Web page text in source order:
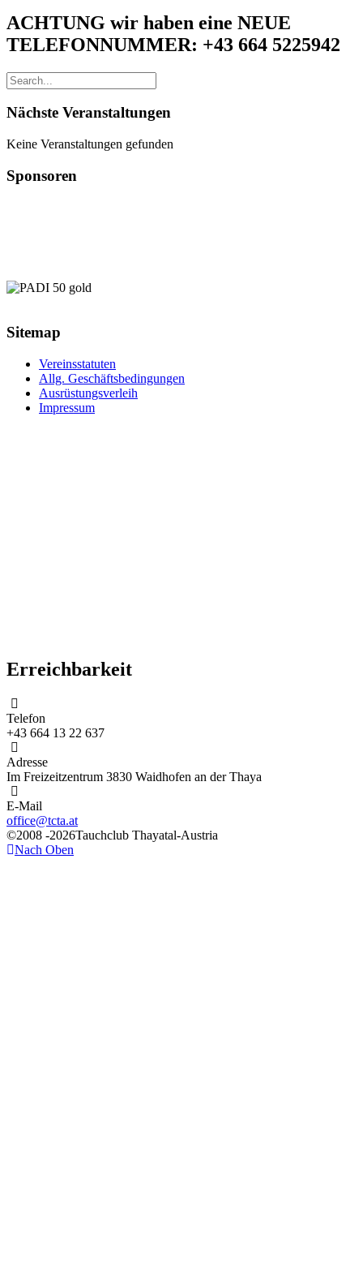
ACHTUNG wir haben eine NEUE
TELEFONNUMMER: +43 664 5225942
Nächste Veranstaltungen
Keine Veranstaltungen gefunden
Sponsoren
Sitemap
Vereinsstatuten
Allg. Geschäftsbedingungen
Ausrüstungsverleih
Impressum
Erreichbarkeit
Telefon
+43 664 13 22 637
Adresse
Im Freizeitzentrum 3830 Waidhofen an der Thaya
E-Mail
office@tcta.at
©2008 -2026Tauchclub Thayatal-Austria
Nach Oben